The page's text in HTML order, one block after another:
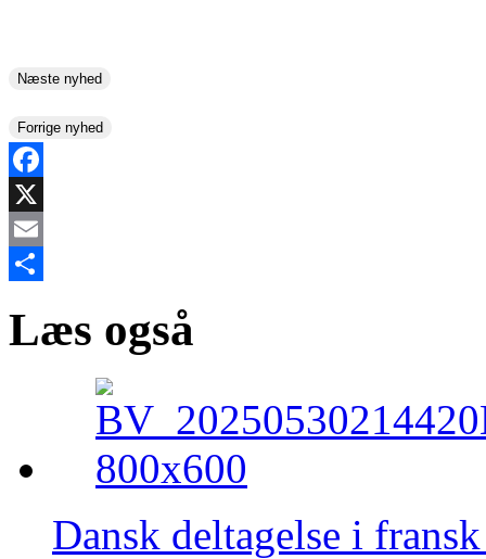
Næste nyhed
Forrige nyhed
Facebook
X
Email
Læs også
Dansk deltagelse i